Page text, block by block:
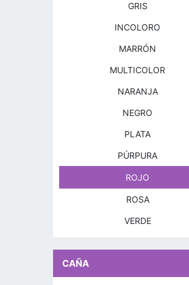
GRIS
INCOLORO
MARRÓN
MULTICOLOR
NARANJA
NEGRO
PLATA
PÚRPURA
ROJO
ROSA
VERDE
CAÑA